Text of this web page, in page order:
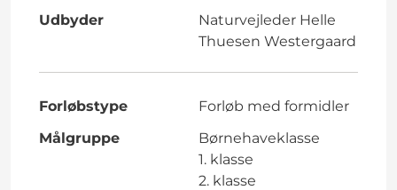
Udbyder
Naturvejleder Helle
Thuesen Westergaard
Forløbstype
Forløb med formidler
Målgruppe
Børnehaveklasse
1. klasse
2. klasse